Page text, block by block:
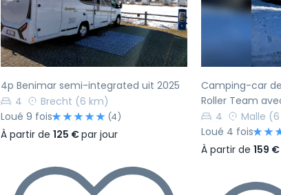
Précédent Suivant
4p Benimar semi-integrated uit 2025
4
Brecht (6 km)
Loué 9 fois
(4)
À partir de 125 €par jour
Précédent
Camping-car
Roller Team
4
Malle
Loué 4 fois
À partir de159